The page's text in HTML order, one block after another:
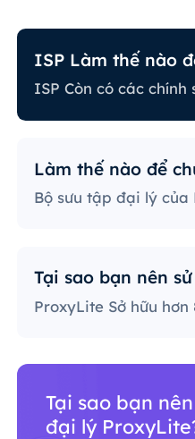
Tại sao bạn
đại lý ProxyLite?